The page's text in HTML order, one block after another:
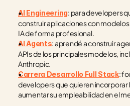
AI Engineering: para developers
construir aplicaciones con modelos
IA de forma profesional.
AI Agents: aprendé a construir
APIs de los principales modelos,
Anthropic.
Carrera Desarrollo Full Stack:
developers que quieren incorporar
aumentar su empleabilidad en el